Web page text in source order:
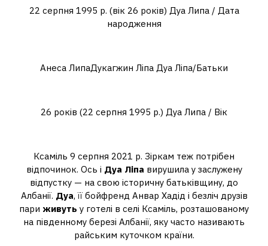
22 серпня 1995 р. (вік 26 років) Дуа Липа / Дата
народження
Анеса ЛипаДукагжин Ліпа Дуа Ліпа/Батьки
26 років (22 серпня 1995 р.) Дуа Липа / Вік
Ксаміль 9 серпня 2021 р. Зіркам теж потрібен
відпочинок. Ось і Дуа Ліпа вирушила у заслужену
відпустку — на свою історичну батьківщину, до
Албанії. Дуа, її бойфренд Анвар Хадід і безліч друзів
пари живуть у готелі в селі Ксаміль, розташованому
на південному березі Албанії, яку часто називають
райським куточком країни.